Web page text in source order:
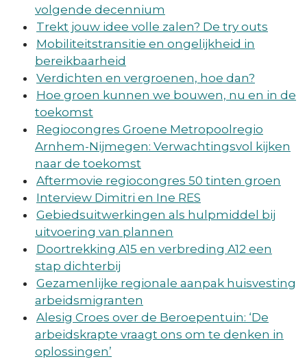
volgende decennium
Trekt jouw idee volle zalen? De try outs
Mobiliteitstransitie en ongelijkheid in
bereikbaarheid
Verdichten en vergroenen, hoe dan?
Hoe groen kunnen we bouwen, nu en in de
toekomst
Regiocongres Groene Metropoolregio
Arnhem-Nijmegen: Verwachtingsvol kijken
naar de toekomst
Aftermovie regiocongres 50 tinten groen
Interview Dimitri en Ine RES
Gebiedsuitwerkingen als hulpmiddel bij
uitvoering van plannen
Doortrekking A15 en verbreding A12 een
stap dichterbij
Gezamenlijke regionale aanpak huisvesting
arbeidsmigranten
Alesig Croes over de Beroepentuin: ‘De
arbeidskrapte vraagt ons om te denken in
oplossingen’